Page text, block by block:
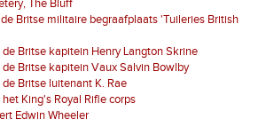
The Bluff
Britse militaire begraafplaats 'Tuileries British
Britse kapitein Henry Langton Skrine
Britse kapitein Vaux Salvin Bowlby
Britse luitenant K. Rae
King's Royal Rifle corps
Edwin Wheeler